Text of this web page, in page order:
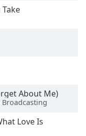
Take
About Me)
Broadcasting
Love Is